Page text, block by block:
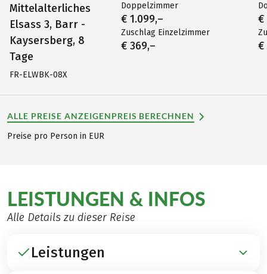
Mittelalterliches
Elsass 3, Barr -
Kaysersberg, 8
Tage
FR-ELWBK-08X
Doppelzimmer
€ 1.099,–
Zuschlag Einzelzimmer
€ 369,–
€
€
ALLE PREISE ANZEIGENPREIS BERECHNEN
Preise pro Person in EUR
LEISTUNGEN & INFOS
Alle Details zu dieser Reise
Leistungen